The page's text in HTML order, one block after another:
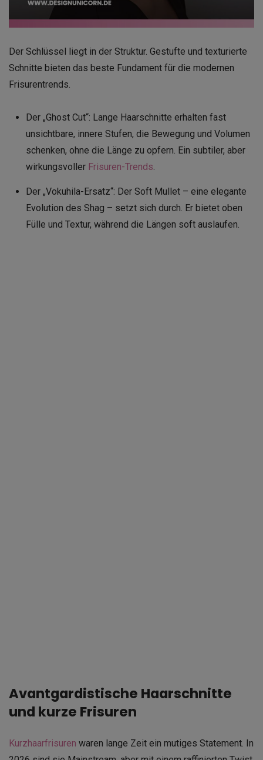
Der Schlüssel liegt in der Struktur. Gestufte und texturierte
Schnitte bieten das beste Fundament für die modernen
Frisurentrends.
Der „Ghost Cut“: Lange Haarschnitte erhalten fast
unsichtbare, innere Stufen, die Bewegung und Volumen
schenken, ohne die Länge zu opfern. Ein subtiler, aber
wirkungsvoller Frisuren-Trends
Der „Vokuhila-Ersatz“: Der Soft Mullet – eine elegante
Evolution des Shag – setzt sich durch. Er bietet oben
Fülle und Textur, während die Längen soft auslaufen.
Avantgardistische Haarschnitte
und kurze Frisuren
Kurzhaarfrisuren waren lange Zeit ein mutiges Statement. In